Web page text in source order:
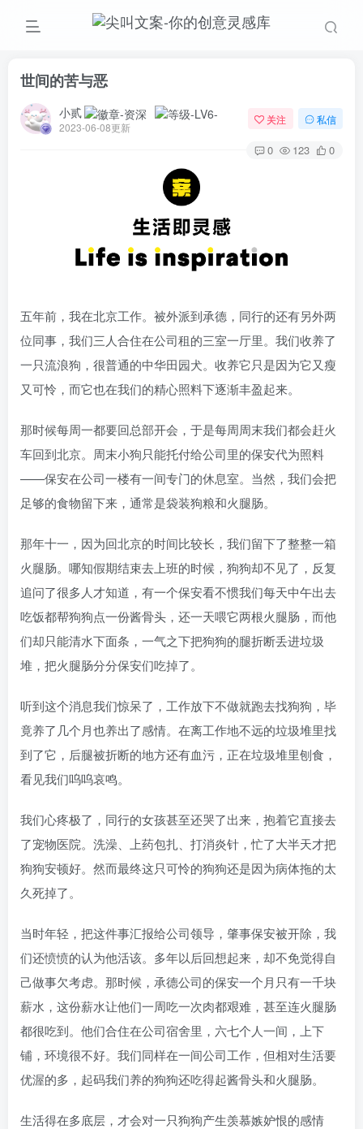
世间的苦与恶
小贰
2023-06-08更新
关注 私信
0 123 0
五年前，我在北京工作。被外派到承德，同行的还有另外两
位同事，我们三人合住在公司租的三室一厅里。我们收养了
一只流浪狗，很普通的中华田园犬。收养它只是因为它又瘦
又可怜，而它也在我们的精心照料下逐渐丰盈起来。
那时候每周一都要回总部开会，于是每周周末我们都会赶火
车回到北京。周末小狗只能托付给公司里的保安代为照料
——保安在公司一楼有一间专门的休息室。当然，我们会把
足够的食物留下来，通常是袋装狗粮和火腿肠。
那年十一，因为回北京的时间比较长，我们留下了整整一箱
火腿肠。哪知假期结束去上班的时候，狗狗却不见了，反复
追问了很多人才知道，有一个保安看不惯我们每天中午出去
吃饭都帮狗狗点一份酱骨头，还一天喂它两根火腿肠，而他
们却只能清水下面条，一气之下把狗狗的腿折断丢进垃圾
堆，把火腿肠分分保安们吃掉了。
听到这个消息我们惊呆了，工作放下不做就跑去找狗狗，毕
竟养了几个月也养出了感情。在离工作地不远的垃圾堆里找
到了它，后腿被折断的地方还有血污，正在垃圾堆里刨食，
看见我们呜呜哀鸣。
我们心疼极了，同行的女孩甚至还哭了出来，抱着它直接去
了宠物医院。洗澡、上药包扎、打消炎针，忙了大半天才把
狗狗安顿好。然而最终这只可怜的狗狗还是因为病体拖的太
久死掉了。
当时年轻，把这件事汇报给公司领导，肇事保安被开除，我
们还愤愤的认为他活该。多年以后回想起来，却不免觉得自
己做事欠考虑。那时候，承德公司的保安一个月只有一千块
薪水，这份薪水让他们一周吃一次肉都艰难，甚至连火腿肠
都很吃到。他们合住在公司宿舍里，六七个人一间，上下
铺，环境很不好。我们同样在一间公司工作，但相对生活要
优渥的多，起码我们养的狗狗还吃得起酱骨头和火腿肠。
生活得在多底层，才会对一只狗狗产生羡慕嫉妒恨的感情